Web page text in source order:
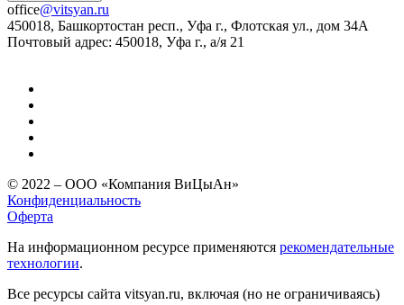
office@vitsyan.ru
450018, Башкортостан респ., Уфа г., Флотская ул., дом 34А
Почтовый адрес: 450018, Уфа г., а/я 21
© 2022 – ООО «Компания ВиЦыАн»
Конфиденциальность
Оферта
На информационном ресурсе применяются рекомендательные
технологии.
Все ресурсы сайта vitsyan.ru, включая (но не ограничиваясь)